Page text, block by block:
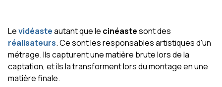
Levidéasteautant que le cinéastesont des
réalisateurs. Ce sont les responsables artistiques d'un
métrage. Ils capturent une matière brute lors de la
captation, et ils la transforment lors du montage en une
matière finale.